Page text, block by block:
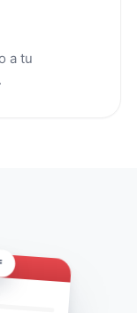
a tu